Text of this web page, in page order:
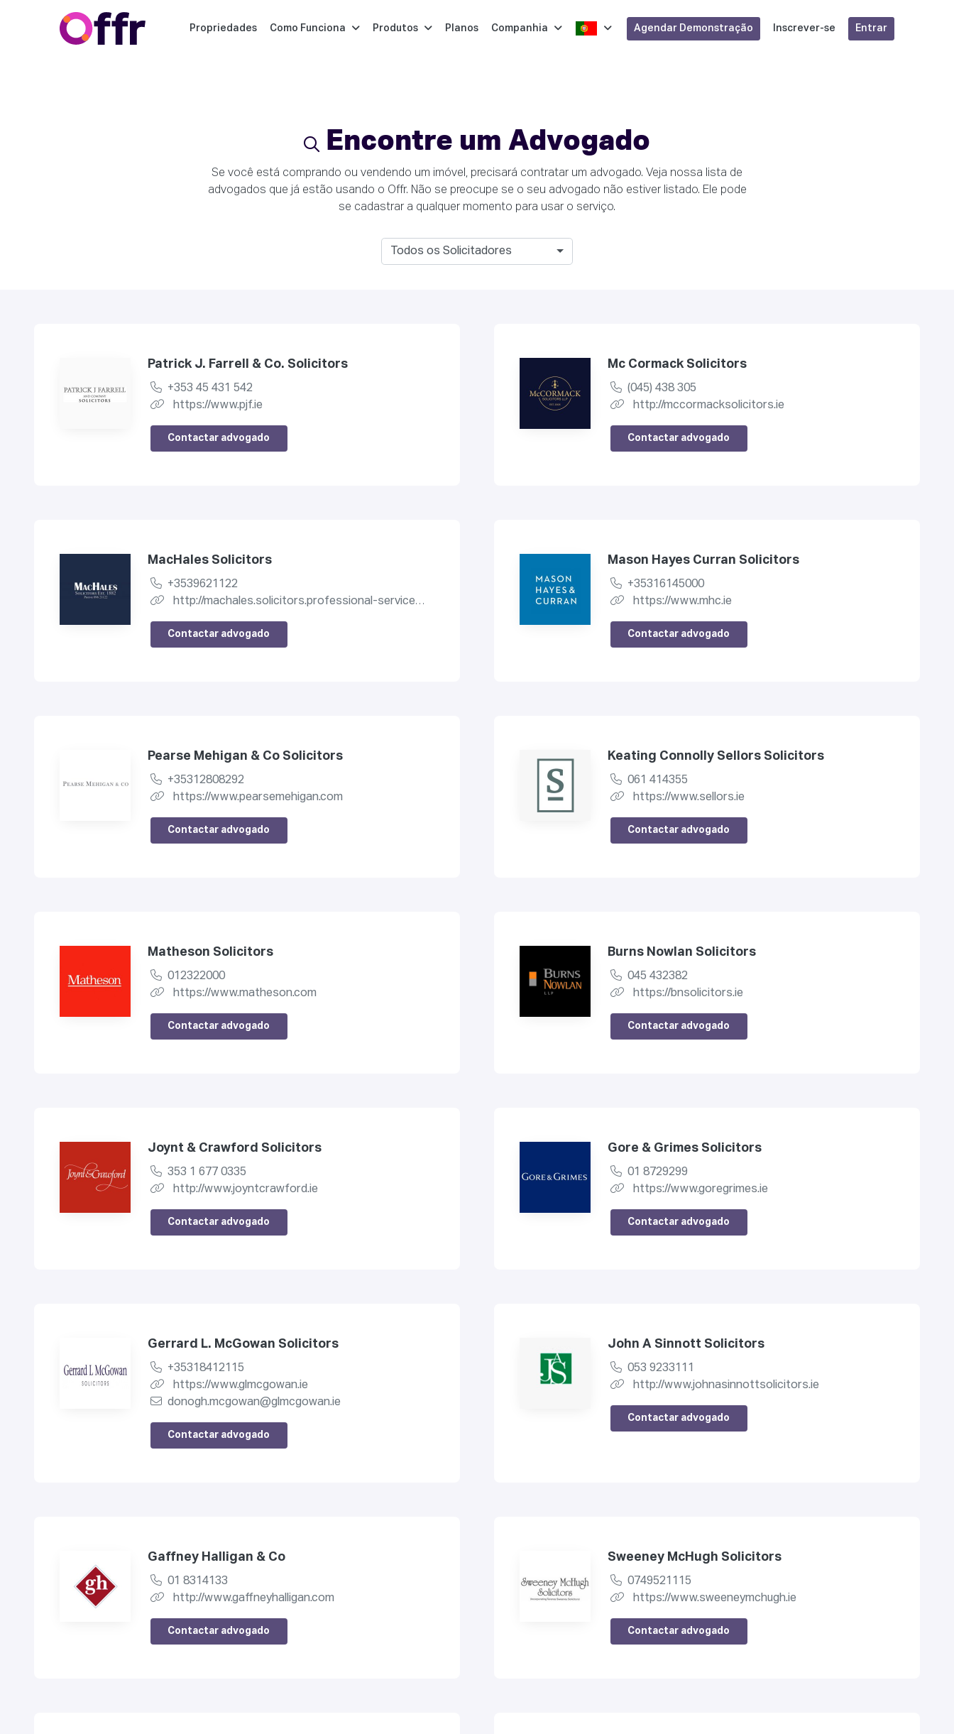
Propriedades Como Funciona Produtos Planos Companhia Agendar Demonstração Inscrever-se Entrar
Encontre um Advogado
Se você está comprando ou vendendo um imóvel, precisará contratar um advogado. Veja nossa lista de
advogados que já estão usando o Offr. Não se preocupe se o seu advogado não estiver listado. Ele pode
se cadastrar a qualquer momento para usar o serviço.
Todos os Solicitadores
Patrick J. Farrell & Co. Solicitors
+353 45 431 542
https://www.pjf.ie
Contactar advogado
Mc Cormack Solicitors
(045) 438 305
http://mccormacksolicitors.ie
Contactar advogado
MacHales Solicitors
+3539621122
http://machales.solicitors.professional-services.ballina.tel
Contactar advogado
Mason Hayes Curran Solicitors
+35316145000
https://www.mhc.ie
Contactar advogado
Pearse Mehigan & Co Solicitors
+35312808292
https://www.pearsemehigan.com
Contactar advogado
Keating Connolly Sellors Solicitors
061 414355
https://www.sellors.ie
Contactar advogado
Matheson Solicitors
012322000
https://www.matheson.com
Contactar advogado
Burns Nowlan Solicitors
045 432382
https://bnsolicitors.ie
Contactar advogado
Joynt & Crawford Solicitors
353 1 677 0335
http://www.joyntcrawford.ie
Contactar advogado
Gore & Grimes Solicitors
01 8729299
https://www.goregrimes.ie
Contactar advogado
Gerrard L. McGowan Solicitors
+35318412115
https://www.glmcgowan.ie
donogh.mcgowan@glmcgowan.ie
Contactar advogado
John A Sinnott Solicitors
053 9233111
http://www.johnasinnottsolicitors.ie
Contactar advogado
Gaffney Halligan & Co
01 8314133
http://www.gaffneyhalligan.com
Contactar advogado
Sweeney McHugh Solicitors
0749521115
https://www.sweeneymchugh.ie
Contactar advogado